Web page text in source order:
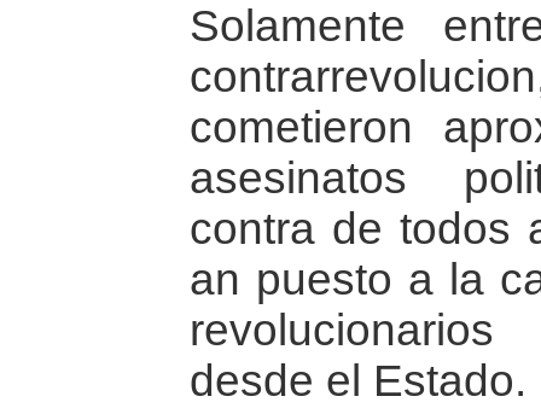
Solamente
cometieron
asesinatos
contra de todos
an puesto a la
desde el Estado.